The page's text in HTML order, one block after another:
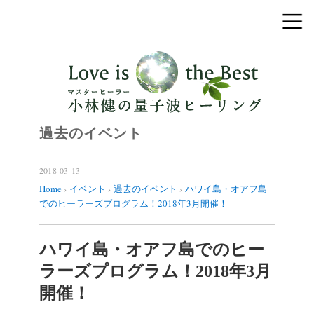
過去のイベント
2018-03-13
Home › イベント › 過去のイベント › ハワイ島・オアフ島
でのヒーラーズプログラム！2018年3月開催！
ハワイ島・オアフ島でのヒー
ラーズプログラム！2018年3月
開催！